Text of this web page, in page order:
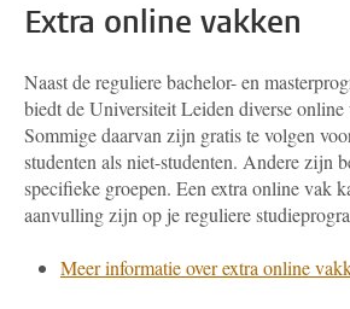
Extra online vakken
Naast de reguliere bachelor- en
biedt de Universiteit Leiden diverse online
Sommige daarvan zijn gratis te volgen
studenten als niet-studenten. Andere zijn
specifieke groepen. Een extra online vak
aanvulling zijn op je reguliere
Meer informatie over extra online